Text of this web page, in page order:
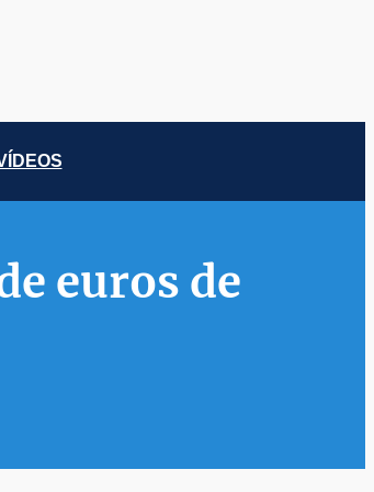
euros de